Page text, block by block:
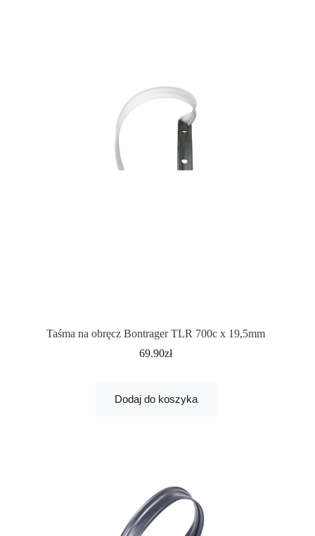
Taśma na obręcz Bontrager TLR 700c x 19,5mm
69.90zł
Dodaj do koszyka